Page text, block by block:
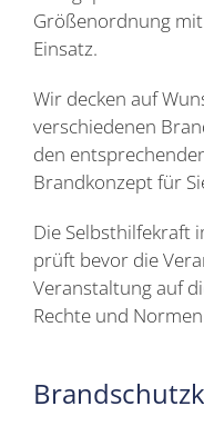
Größenordnung
Einsatz.
Wir decken auf
verschiedenen
den
Brandkonzept für
Die Selbsthilfekraft
prüft bevor die
Veranstaltung auf
Rechte und